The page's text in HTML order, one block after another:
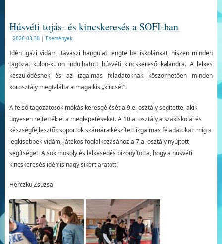
Húsvéti tojás- és kincskeresés a SOFI-ban
2026-03-30 | Események
Idén igazi vidám, tavaszi hangulat lengte be iskolánkat, hiszen minden
tagozat külön-külön indulhatott húsvéti kincskereső kalandra. A lelkes
készülődésnek és az izgalmas feladatoknak köszönhetően minden
korosztály megtalálta a maga kis „kincsét”.
A felső tagozatosok mókás keresgélését a 9.e. osztály segítette, akik
ügyesen rejtették el a meglepetéseket. A 10.a. osztály a szakiskolai és
készségfejlesztő csoportok számára készített izgalmas feladatokat, míg a
legkisebbek vidám, játékos foglalkozásához a 7.a. osztály nyújtott
segítséget. A sok mosoly és lelkesedés bizonyította, hogy a húsvéti
kincskeresés idén is nagy sikert aratott!
Herczku Zsuzsa